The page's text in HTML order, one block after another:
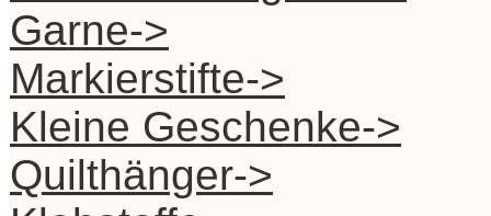
Garne->
Markierstifte->
Kleine Geschenke->
Quilthänger->